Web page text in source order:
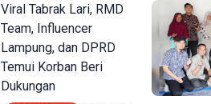
Viral Tabrak Lari, RMD
Team, Influencer
Lampung, dan DPRD
Temui Korban Beri
Dukungan